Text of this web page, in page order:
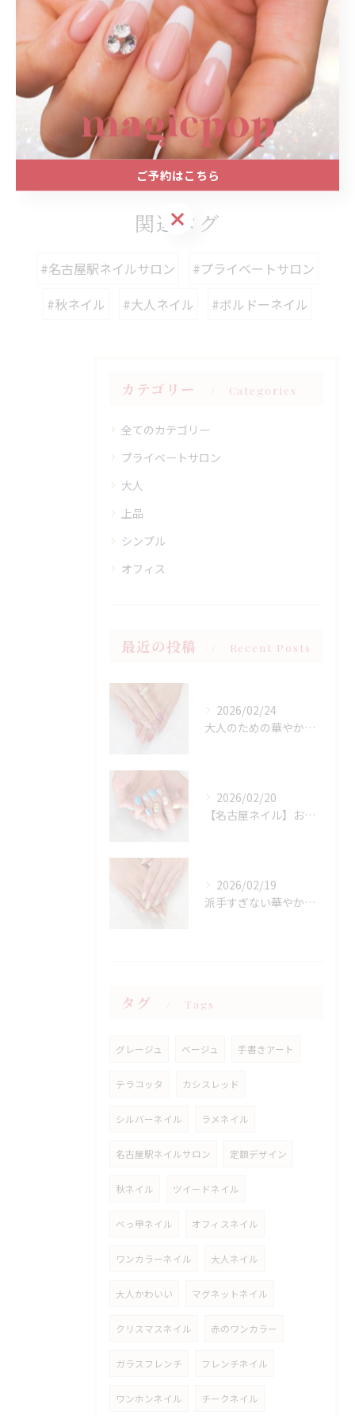
--------------------------------------------------------------------
--
プライベートサロン 大人 シンプル オフィス
< 前のページ 一覧に戻る 次のページ >
関連タグ
#名古屋駅ネイルサロン
#プライベートサロン
#秋ネイル
#大人ネイル #ボルドーネイル
カテゴリー Categories
全てのカテゴリー
プライベートサロン
大人
上品
シンプル
オフィス
最近の投稿 Recent Posts
2026/02/24
大人のための華やかラメピンクネイル
2026/02/20
【名古屋ネイル】お持ち込みニュアンスアート×春フラワーデザイン
2026/02/19
派手すぎない華やかさ◎上品イエローネイル特集
タグ Tags
グレージュ ベージュ 手書きアート
テラコッタ カシスレッド
シルバーネイル ラメネイル
名古屋駅ネイルサロン 定額デザイン
秋ネイル ツイードネイル
べっ甲ネイル オフィスネイル
ワンカラーネイル 大人ネイル
大人かわいい マグネットネイル
クリスマスネイル 赤のワンカラー
ガラスフレンチ フレンチネイル
ワンホンネイル チークネイル
ご予約はこちら
ご予約はこちら